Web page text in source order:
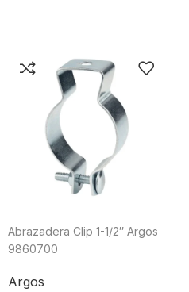
Abrazadera Clip 1-1/2″ Argos
9860700
Argos